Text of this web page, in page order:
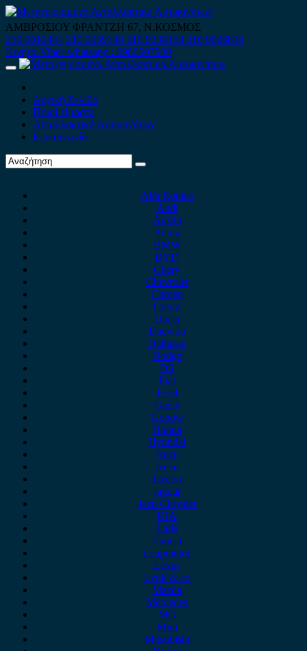
Skip
to
content
ΑΜΒΡΟΣΙΟΥ ΦΡΑΝΤΖΗ 67, Ν.ΚΟΣΜΟΣ
210 9012444 210 9239148 210 9238158 210 9026839
Κινητό-Viber-whatsapp : 6980507900
Primary
Αρχική Σελίδα
Ποιοί είμαστε
Ανταλλακτικά Αυτοκινήτων
Επικοινωνία
Alfa Romeo
Audi
Austin
Acura
BMW
BYD
Chery
Chevrolet
Citroen
Cupra
Dacia
Daewoo
Daihatsu
Dodge
DS
Fiat
Ford
Geely
Gonow
Honda
Hyundai
Isuzu
iveco
Jaecoo
Jaguar
Jeep Chrysler
KIA
Lada
Lancia
Leapmotor
Lexus
Lynk & co
Mazda
Mercedes
MG
Mini
Mitsubishi